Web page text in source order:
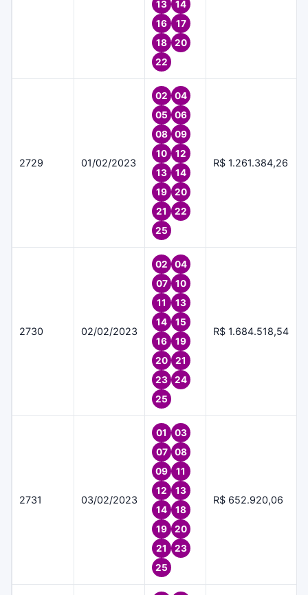
13
14
16
17
18
20
22
2729 01/02/2023
02
04
05
06
08
09
10
12
13
14
19
20
21
22
25
R$ 1.261.384,26
2730 02/02/2023
02
04
07
10
11
13
14
15
16
19
20
21
23
24
25
R$ 1.684.518,54
2731 03/02/2023
01
03
07
08
09
11
12
13
14
18
19
20
21
23
25
R$ 652.920,06